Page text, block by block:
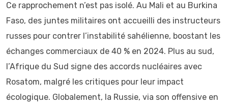
Ce rapprochement n’est pas isolé. Au Mali et au Burkina
Faso, des juntes militaires ont accueilli des instructeurs
russes pour contrer l’instabilité sahélienne, boostant les
échanges commerciaux de 40 % en 2024. Plus au sud,
l’Afrique du Sud signe des accords nucléaires avec
Rosatom, malgré les critiques pour leur impact
écologique. Globalement, la Russie, via son offensive en